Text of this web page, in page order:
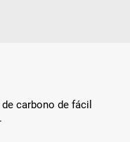
carbono de fácil